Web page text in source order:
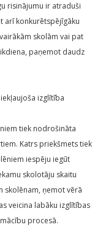
risinājumu ir atraduši
arī konkurētspējīgāku
skolām vai pat
paņemot daudz
izglītība
tiek nodrošināta
Katrs priekšmets tiek
iespēju iegūt
skolotāju skaitu
skolēnam, ņemot vērā
veicina labāku izglītības
procesā.